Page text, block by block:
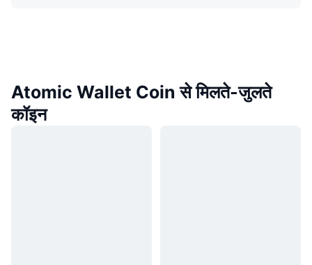
Atomic Wallet Coin से मिलते-जुलते
कॉइन